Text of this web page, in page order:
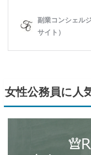
女性公務員に人